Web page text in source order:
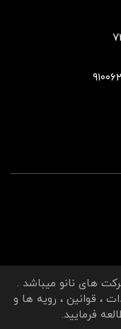
های نانو میباشد .
، قوانین ، رویه ها و
فرمایید.